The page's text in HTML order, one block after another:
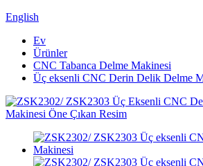
English
Ev
Ürünler
CNC Tabanca Delme Makinesi
Üç eksenli CNC Derin Delik Delme